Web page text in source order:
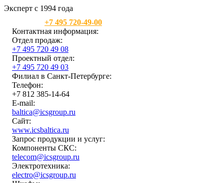
Эксперт с 1994 года
+7 495 720-49-00
Контактная информация:
Отдел продаж:
+7 495 720 49 08
Проектный отдел:
+7 495 720 49 03
Филиал в Санкт-Петербурге:
Телефон:
+7 812 385-14-64
E-mail:
baltica@icsgroup.ru
Сайт:
www.icsbaltica.ru
Запрос продукции и услуг:
Компоненты СКС:
telecom@icsgroup.ru
Электротехника:
electro@icsgroup.ru